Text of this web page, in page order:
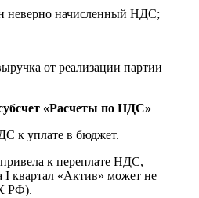
неверно начисленный НДС;
от реализации партии
«Расчеты по НДС»
к уплате в бюджет.
к переплате НДС,
квартал «Актив» может не
РФ).